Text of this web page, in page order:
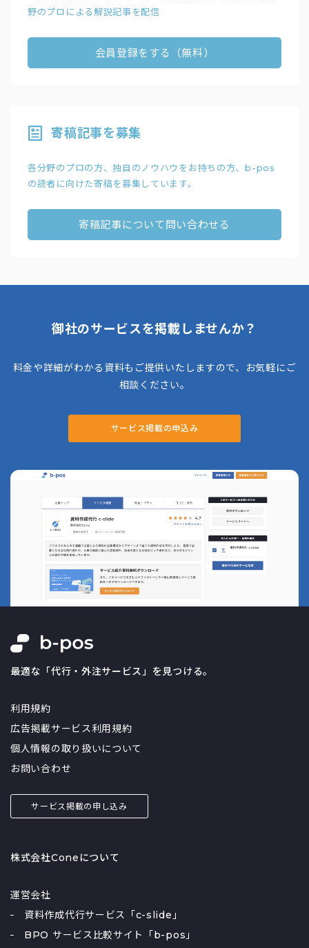
野のプロによる解説記事を配信
会員登録をする（無料）
寄稿記事を募集
各分野のプロの方、独自のノウハウをお持ちの方、b-pos
の読者に向けた寄稿を募集しています。
寄稿記事について問い合わせる
御社のサービスを掲載しませんか？
料金や詳細がわかる資料もご提供いたしますので、お気軽にご
相談ください。
サービス掲載の申込み
最適な「代行・外注サービス」を見つける。
利用規約
広告掲載サービス利用規約
個人情報の取り扱いについて
お問い合わせ
サービス掲載の申し込み
株式会社Coneについて
運営会社
資料作成代行サービス「c-slide」
BPO サービス比較サイト「b-pos」